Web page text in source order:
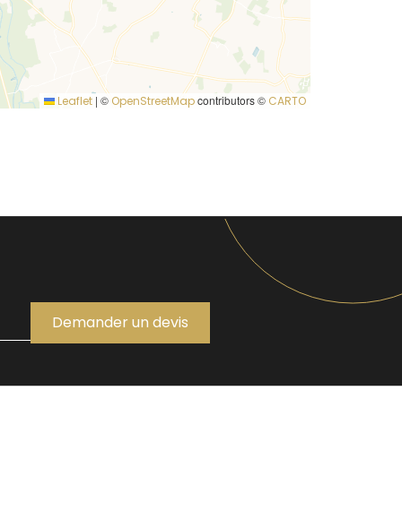
Leaflet | © OpenStreetMapcontributors © CARTO
Demander un devis